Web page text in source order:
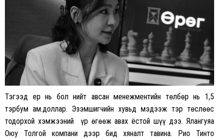
Тэгээд ер нь бол нийт авсан менежментийн төлбөр нь 1,5
тэрбум ам.доллар. Эзэмшигчийн хувьд мэдээж тэр төслөөс
тодорхой хэмжээний үр өгөөж авах ёстой шүү дээ. Ялангуяа
Оюу Толгой компани дээр бид хяналт тавина. Рио Тинто